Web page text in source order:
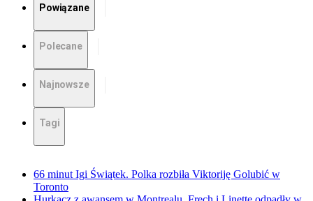
Powiązane
Polecane
Najnowsze
Tagi
66 minut Igi Świątek. Polka rozbiła Viktoriję Golubić w
Toronto